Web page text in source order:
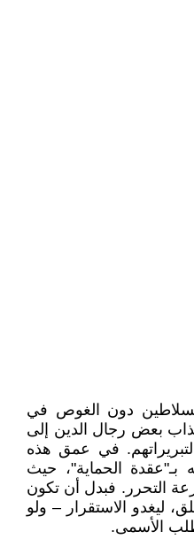
دون الغوص في
بعض رجال الدين إلى
في عمق هذه
بـ"عقدة الحماية"، حيث
التحرر. فبدل أن تكون
ليغدو الاستقرار – ولو
الأسمى.